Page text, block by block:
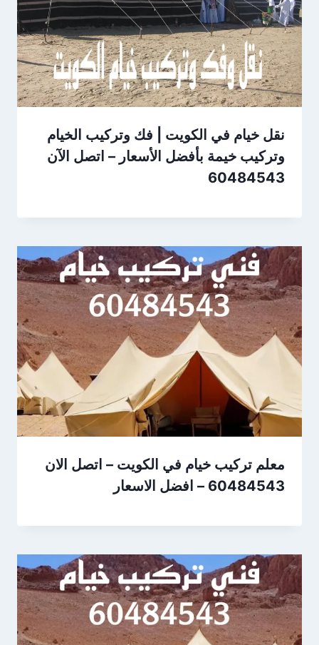
نقل خيام في الكويت | فك وتركيب الخيام
وتركيب خيمة بأفضل الأسعار – اتصل الآن
60484543
معلم تركيب خيام في الكويت – اتصل الان
60484543 – افضل الاسعار